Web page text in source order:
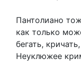
Пантолиано
как только
бегать,
Неуклюжее